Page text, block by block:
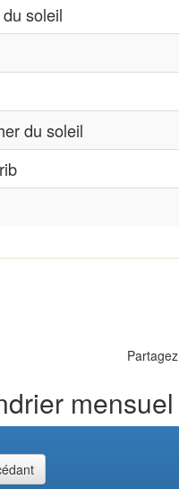
soleil
du soleil
Partagez
mensuel